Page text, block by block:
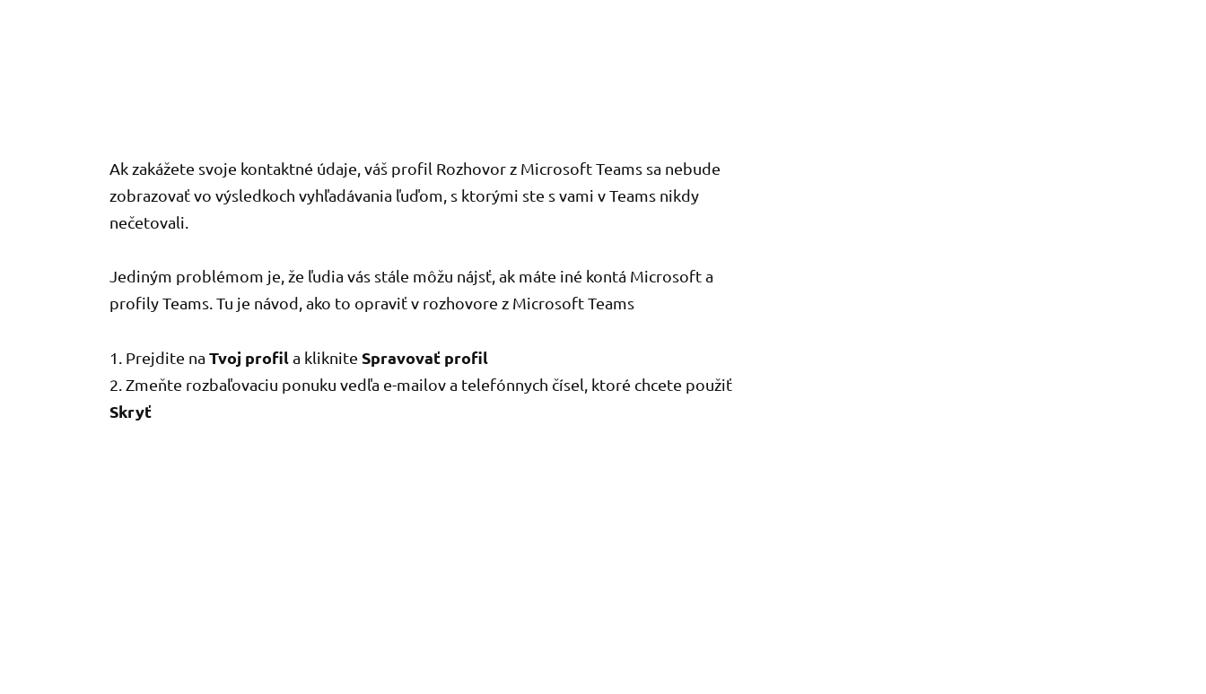
Ak zakážete svoje kontaktné údaje, váš profil Rozhovor z Microsoft Teams sa nebude
zobrazovať vo výsledkoch vyhľadávania ľuďom, s ktorými ste s vami v Teams nikdy
nečetovali.
Jediným problémom je, že ľudia vás stále môžu nájsť, ak máte iné kontá Microsoft a
profily Teams. Tu je návod, ako to opraviť v rozhovore z Microsoft Teams
1. Prejdite na Tvoj profila kliknite Spravovať profil
2. Zmeňte rozbaľovaciu ponuku vedľa e-mailov a telefónnych čísel, ktoré chcete použiť
Skryť